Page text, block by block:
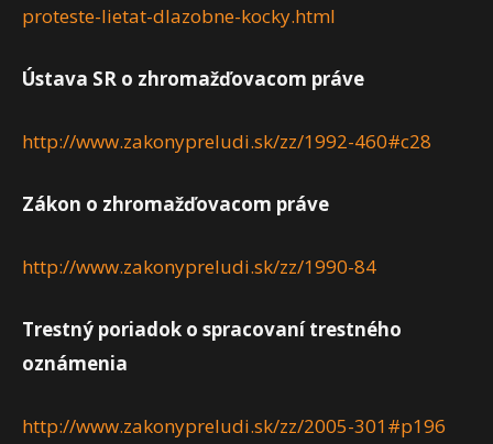
proteste-lietat-dlazobne-kocky.html
Ústava SR o zhromažďovacom práve
http://www.zakonypreludi.sk/zz/1992-460#c28
Zákon o zhromažďovacom práve
http://www.zakonypreludi.sk/zz/1990-84
Trestný poriadok o spracovaní trestného
oznámenia
http://www.zakonypreludi.sk/zz/2005-301#p196